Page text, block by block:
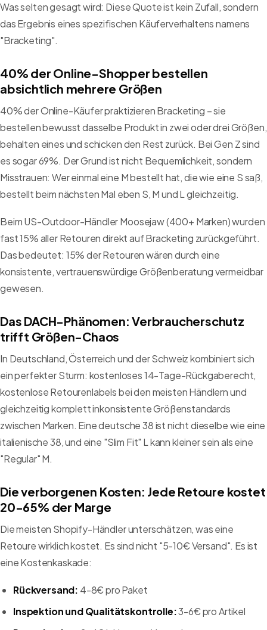
Was selten gesagt wird: Diese Quote ist kein Zufall, sondern
das Ergebnis eines spezifischen Käuferverhaltens namens
"Bracketing".
40% der Online-Shopper bestellen
absichtlich mehrere Größen
40% der Online-Käufer praktizieren Bracketing – sie
bestellen bewusst dasselbe Produkt in zwei oder drei Größen,
behalten eines und schicken den Rest zurück. Bei Gen Z sind
es sogar 69%. Der Grund ist nicht Bequemlichkeit, sondern
Misstrauen: Wer einmal eine M bestellt hat, die wie eine S saß,
bestellt beim nächsten Mal eben S, M und L gleichzeitig.
Beim US-Outdoor-Händler Moosejaw (400+ Marken) wurden
fast 15% aller Retouren direkt auf Bracketing zurückgeführt.
Das bedeutet: 15% der Retouren wären durch eine
konsistente, vertrauenswürdige Größenberatung vermeidbar
gewesen.
Das DACH-Phänomen: Verbraucherschutz
trifft Größen-Chaos
In Deutschland, Österreich und der Schweiz kombiniert sich
ein perfekter Sturm: kostenloses 14-Tage-Rückgaberecht,
kostenlose Retourenlabels bei den meisten Händlern und
gleichzeitig komplett inkonsistente Größenstandards
zwischen Marken. Eine deutsche 38 ist nicht dieselbe wie eine
italienische 38, und eine "Slim Fit" L kann kleiner sein als eine
"Regular" M.
Die verborgenen Kosten: Jede Retoure kostet
20-65% der Marge
Die meisten Shopify-Händler unterschätzen, was eine
Retoure wirklich kostet. Es sind nicht "5-10€ Versand". Es ist
eine Kostenkaskade:
Rückversand: 4-8€ pro Paket
Inspektion und Qualitätskontrolle:3-6€ pro Artikel